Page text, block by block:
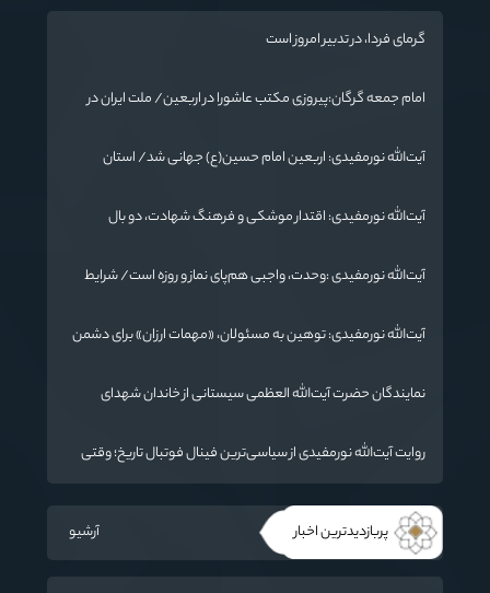
گرمای فردا، در تدبیر امروز است
امام جمعه گرگان:پیروزی مکتب عاشورا در اربعین/ ملت ایران در
آیت‌الله نورمفیدی: اربعین امام حسین(ع) جهانی شد/ استان
دارد
آیت‌الله نورمفیدی: اقتدار موشکی و فرهنگ شهادت، دو بال
آیت‌الله نورمفیدی :وحدت، واجبی هم‌پای نماز و روزه است/ شرایط
آیت‌الله نورمفیدی: توهین به مسئولان، «مهمات ارزان» برای دشمن
نمایندگان حضرت آیت‌الله العظمی سیستانی از خاندان شهدای
روایت آیت‌الله نورمفیدی از سیاسی‌ترین فینال فوتبال تاریخ؛ وقتی
پربازدیدترین اخبار آرشیو